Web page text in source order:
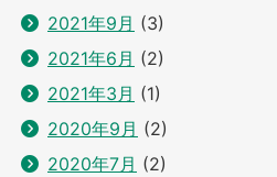
2021年9月 (3)
2021年6月 (2)
2021年3月 (1)
2020年9月 (2)
2020年7月 (2)